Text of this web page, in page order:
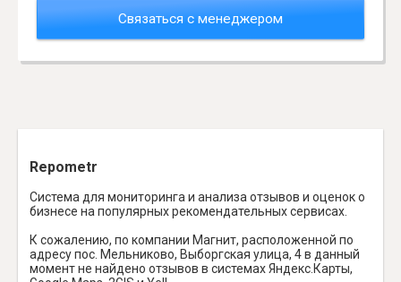
Связаться с менеджером
Repometr
Система для мониторинга и анализа отзывов и оценок о
бизнесе на популярных рекомендательных сервисах.
К сожалению, по компании Магнит, расположенной по
адресу пос. Мельниково, Выборгская улица, 4 в данный
момент не найдено отзывов в системах Яндекс.Карты,